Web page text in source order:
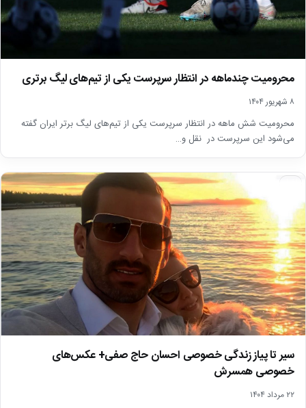
محرومیت چندماهه در انتظار سرپرست یکی از تیم‌های لیگ برتری
۸ شهریور ۱۴۰۴
محرومیت شش ماهه در انتظار سرپرست یکی از تیم‌های لیگ برتر ایران گفته
می‌شود این سرپرست در نقل و…
سیر تا پیاز زندگی خصوصی احسان حاج صفی+ عکس‌های
خصوصی همسرش
۲۲ مرداد ۱۴۰۴